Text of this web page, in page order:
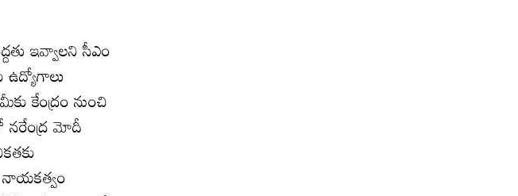
ఇవ్వాలని సీఎం
ఉద్యోగాలు
కేంద్రం నుంచి
నరేంద్ర మోదీ
నాయకత్వం